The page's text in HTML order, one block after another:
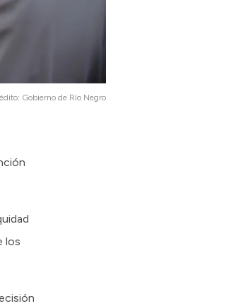
Gobierno de Río Negro
los